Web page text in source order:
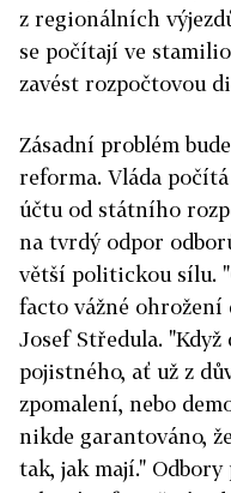
z regionálních
se počítají ve
zavést rozpočtovou
Zásadní problém
reforma. Vláda
účtu od státního
na tvrdý odpor
větší politickou sílu.
facto vážné ohrožení
Josef Středula.
pojistného, ať už z
zpomalení, nebo
nikde garantováno,
tak, jak mají."